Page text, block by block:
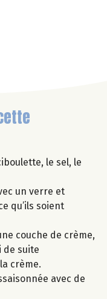
le sel, le
un verre et
qu’ils soient
couche de crème,
de suite
crème.
avec de